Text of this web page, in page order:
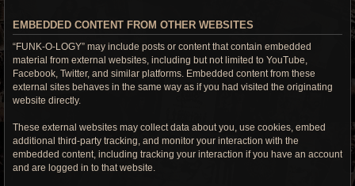
EMBEDDED CONTENT FROM OTHER WEBSITES
“FUNK-O-LOGY” may include posts or content that contain embedded
material from external websites, including but not limited to YouTube,
Facebook, Twitter, and similar platforms. Embedded content from these
external sites behaves in the same way as if you had visited the originating
website directly.
These external websites may collect data about you, use cookies, embed
additional third-party tracking, and monitor your interaction with the
embedded content, including tracking your interaction if you have an account
and are logged in to that website.